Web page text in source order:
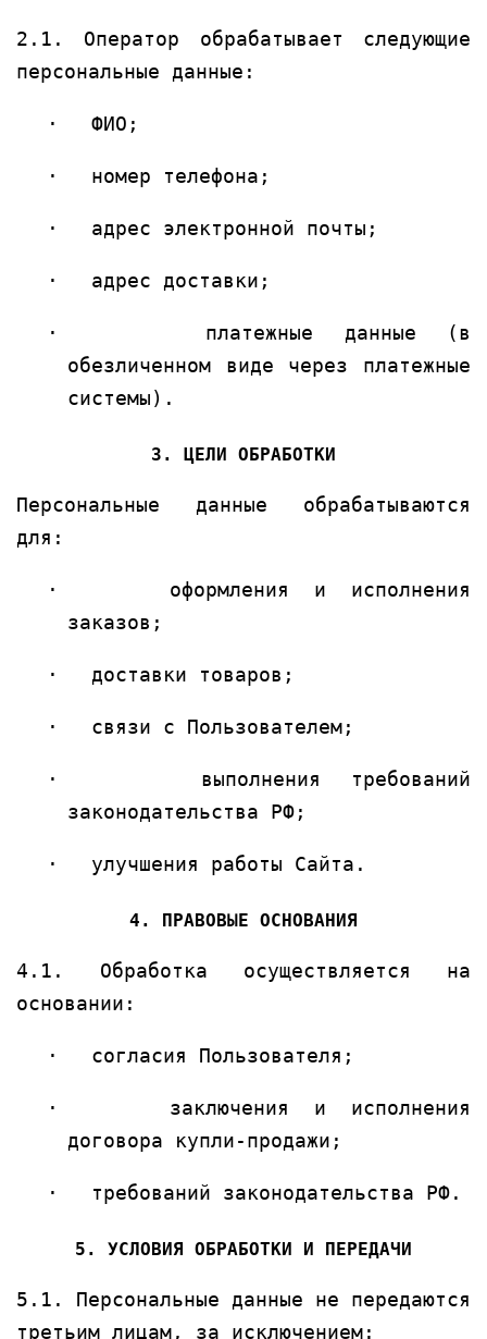
2.1. Оператор обрабатывает следующие
персональные данные:
· ФИО;
· номер телефона;
· адрес электронной почты;
· адрес доставки;
·
платежные данные (в
обезличенном виде через платежные
системы).
3. ЦЕЛИ ОБРАБОТКИ
Персональные данные обрабатываются
для:
·
оформления и исполнения
заказов;
· доставки товаров;
· связи с Пользователем;
·
выполнения требований
законодательства РФ;
· улучшения работы Сайта.
4. ПРАВОВЫЕ ОСНОВАНИЯ
4.1. Обработка осуществляется на
основании:
· согласия Пользователя;
·
заключения и исполнения
договора купли-продажи;
· требований законодательства РФ.
5. УСЛОВИЯ ОБРАБОТКИ И ПЕРЕДАЧИ
5.1. Персональные данные не передаются
третьим лицам, за исключением: